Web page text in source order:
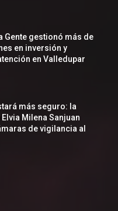
Gente gestionó más de
en inversión y
en Valledupar
más seguro: la
Milena Sanjuan
de vigilancia al